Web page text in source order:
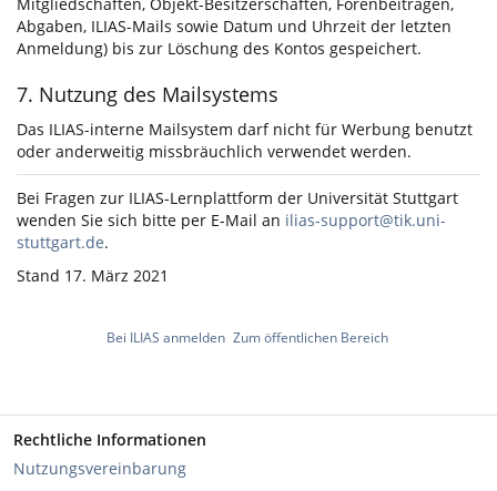
Abgaben, ILIAS-Mails sowie Datum und Uhrzeit der letzten
Anmeldung) bis zur Löschung des Kontos gespeichert.
7. Nutzung des Mailsystems
Das ILIAS-interne Mailsystem darf nicht für Werbung benutzt
oder anderweitig missbräuchlich verwendet werden.
Bei Fragen zur ILIAS-Lernplattform der Universität Stuttgart
wenden Sie sich bitte per E-Mail an ilias-support@tik.uni-
stuttgart.de.
Stand 17. März 2021
Bei ILIAS anmelden Zum öffentlichen Bereich
Rechtliche Informationen
Nutzungsvereinbarung